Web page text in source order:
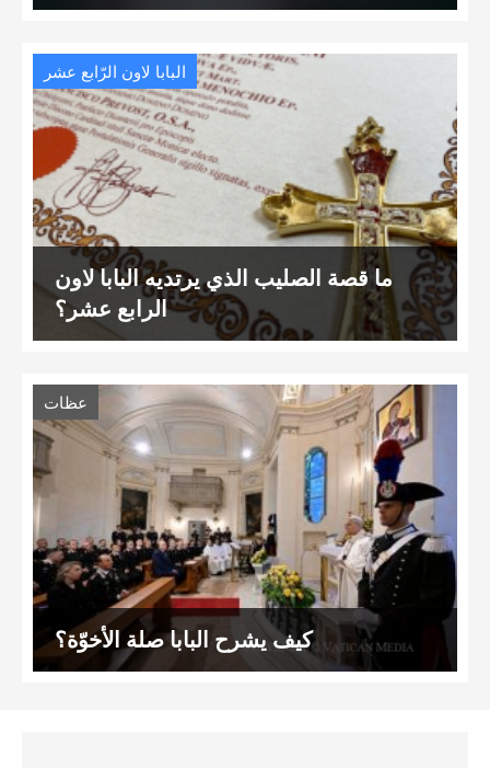
البابا لاون الرّابع عشر
ما قصة الصليب الذي يرتديه البابا لاون
الرابع عشر؟
عظات
كيف يشرح البابا صلة الأخوّة؟